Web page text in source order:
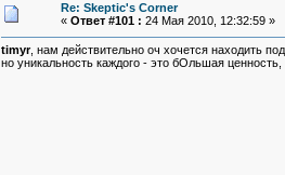
Re: Skeptic's Corner
« Ответ #101 : 24 Мая 2010, 12:32:59 »
timyr, нам действительно оч хочется находить
но уникальность каждого - это бОльшая